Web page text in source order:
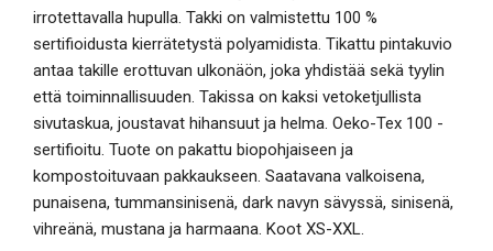
irrotettavalla hupulla. Takki on valmistettu 100 %
sertifioidusta kierrätetystä polyamidista. Tikattu pintakuvio
antaa takille erottuvan ulkonäön, joka yhdistää sekä tyylin
että toiminnallisuuden. Takissa on kaksi vetoketjullista
sivutaskua, joustavat hihansuut ja helma. Oeko-Tex 100 -
sertifioitu. Tuote on pakattu biopohjaiseen ja
kompostoituvaan pakkaukseen. Saatavana valkoisena,
punaisena, tummansinisenä, dark navyn sävyssä, sinisenä,
vihreänä, mustana ja harmaana. Koot XS-XXL.